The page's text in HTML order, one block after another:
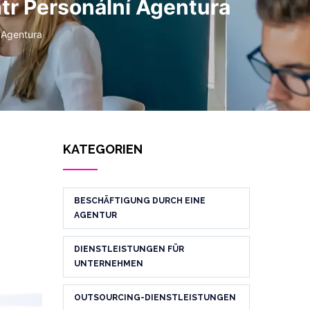
Personální Agentura
KATEGORIEN
BESCHÄFTIGUNG DURCH EINE
AGENTUR
DIENSTLEISTUNGEN FÜR
UNTERNEHMEN
OUTSOURCING-DIENSTLEISTUNGEN